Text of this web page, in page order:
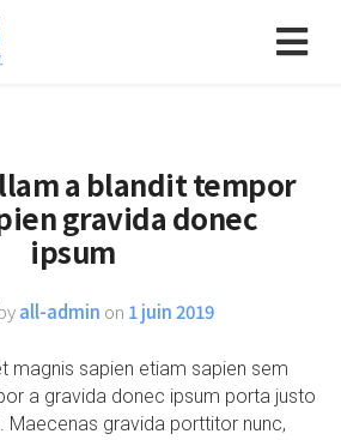
a blandit tempor
gravida donec
ipsum
all-admin on 1 juin 2019
magnis sapien etiam sapien sem
a gravida donec ipsum porta justo
Maecenas gravida porttitor nunc,